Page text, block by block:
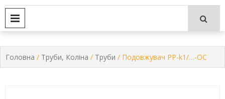
Головна / Труби, Коліна / Труби / Подовжувач PP-k1/…-OC